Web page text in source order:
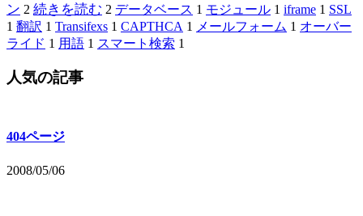
ン 2 続きを読む 2 データベース 1 モジュール 1 iframe 1 SSL
1 翻訳 1 Transifexs 1 CAPTHCA 1 メールフォーム 1 オーバー
ライド 1 用語 1 スマート検索 1
人気の記事
404ページ
2008/05/06